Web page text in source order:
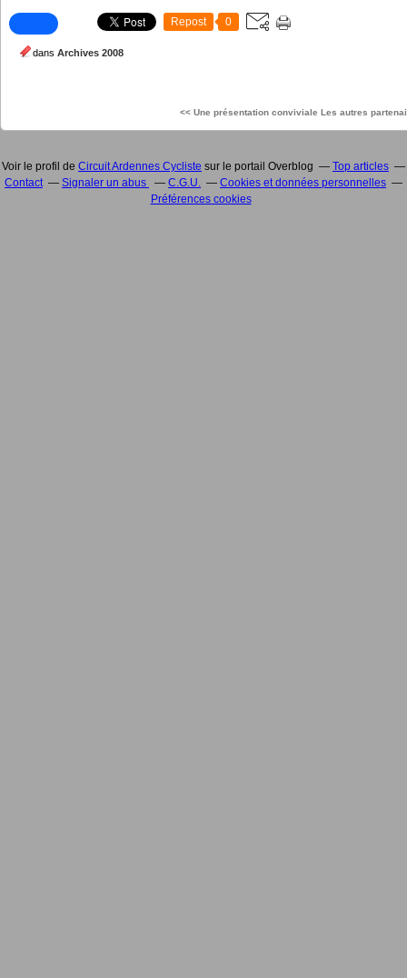
Repost 0
dans Archives 2008
<< Une présentation conviviale Les autres
Voir le profil de Circuit Ardennes Cycliste sur le portail Overblog
Top articles
Contact
Signaler un abus C.G.U.
Cookies et données personnelles
Préférences cookies